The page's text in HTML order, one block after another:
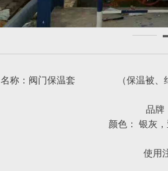
名称：阀门保温套 （保温被、绝
品牌
颜色： 银灰
使用